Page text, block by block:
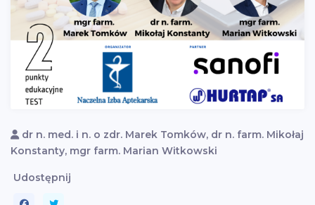
dr n. med. i n. o zdr. Marek Tomków, dr n. farm. Mikołaj
Konstanty, mgr farm. Marian Witkowski
Udostępnij